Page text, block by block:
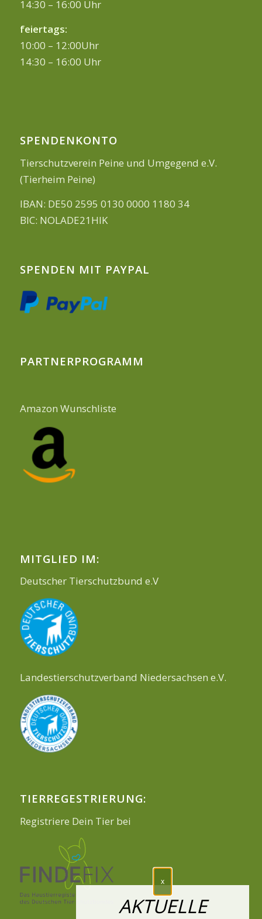
14:30 – 16:00 Uhr
feiertags:
10:00 – 12:00Uhr
14:30 – 16:00 Uhr
SPENDENKONTO
Tierschutzverein Peine und Umgegend e.V.
(Tierheim Peine)
IBAN: DE50 2595 0130 0000 1180 34
BIC: NOLADE21HIK
SPENDEN MIT PAYPAL
PARTNERPROGRAMM
Amazon Wunschliste
MITGLIED IM:
Deutscher Tierschutzbund e.V
Landestierschutzverband Niedersachsen e.V.
TIERREGESTRIERUNG:
Registriere Dein Tier bei